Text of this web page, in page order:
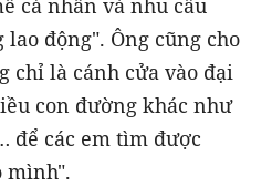
động". Ông cũng cho
chỉ là cánh cửa vào đại
con đường khác như
để các em tìm được
mình".